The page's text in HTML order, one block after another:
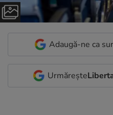
Adaugă-ne ca
Urmărește